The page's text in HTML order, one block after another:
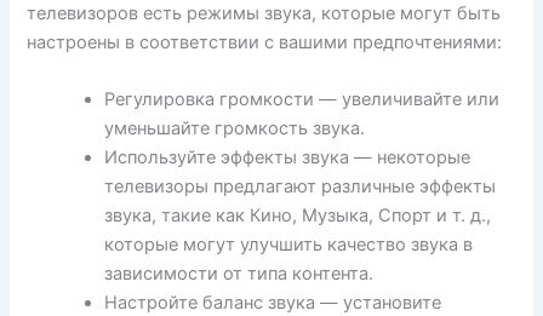
телевизоров есть режимы звука, которые могут быть
настроены в соответствии с вашими предпочтениями:
Регулировка громкости — увеличивайте или
уменьшайте громкость звука.
Используйте эффекты звука — некоторые
телевизоры предлагают различные эффекты
звука, такие как Кино, Музыка, Спорт и т. д.,
которые могут улучшить качество звука в
зависимости от типа контента.
Настройте баланс звука — установите